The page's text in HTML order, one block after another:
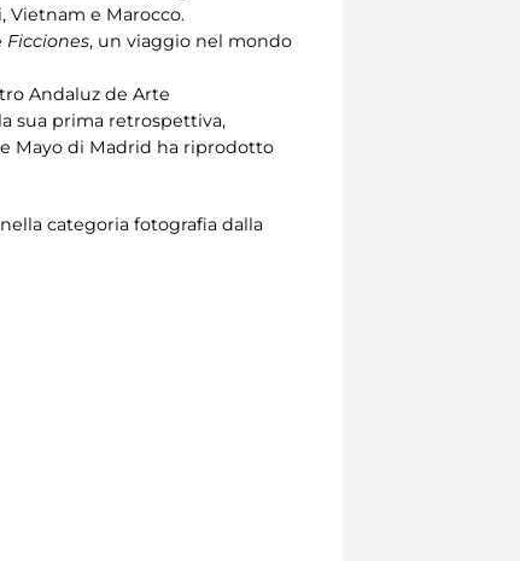
Vietnam e Marocco.
Ficciones, un viaggio nel mondo
Andaluz de Arte
sua prima retrospettiva,
Mayo di Madrid ha riprodotto
categoria fotografia dalla